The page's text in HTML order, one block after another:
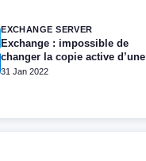
EXCHANGE SERVER
Exchange : impossible de
changer la copie active d’une
base de données
31 Jan 2022